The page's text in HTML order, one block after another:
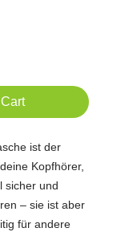
ist der
Kopfhörer,
sicher und
– sie ist aber
für andere